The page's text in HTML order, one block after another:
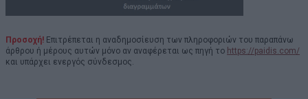
Προσοχή! Επιτρέπεται η αναδημοσίευση των πληροφοριών του παραπάνω
άρθρου ή μέρους αυτών μόνο αν αναφέρεται ως πηγή το https://paidis.com/
και υπάρχει ενεργός σύνδεσμος.